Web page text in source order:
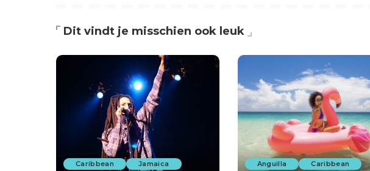
Dit vindt je misschien ook leuk
Caribbean Jamaica Anguilla Caribbean